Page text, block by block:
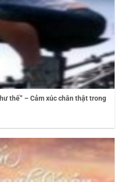
thế” – Cảm xúc chân thật trong